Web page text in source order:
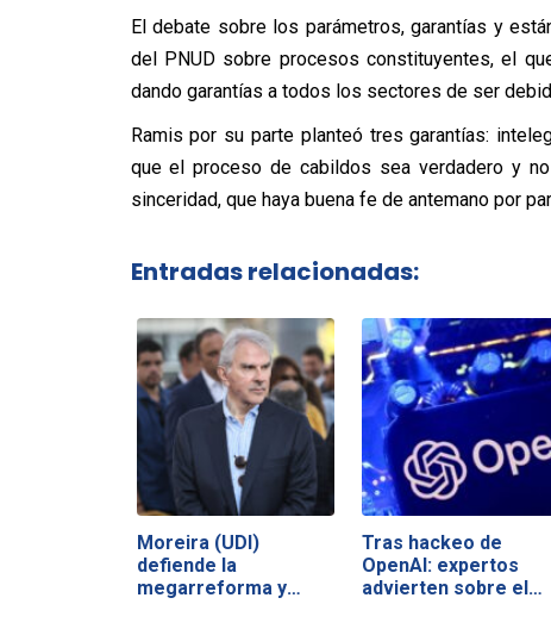
El debate sobre los parámetros, garantías y
del PNUD sobre procesos constituyentes, el
dando garantías a todos los sectores de ser
Ramis por su parte planteó tres garantías:
que el proceso de cabildos sea verdadero y
sinceridad, que haya buena fe de antemano por
Entradas relacionadas:
Moreira (UDI)
defiende la
megarreforma y
Tras hackeo de
OpenAI: expertos
advierten sobre el…